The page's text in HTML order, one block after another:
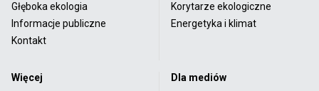
Głęboka ekologia
Informacje publiczne
Kontakt
Korytarze ekologiczne
Energetyka i klimat
Więcej
Dla mediów